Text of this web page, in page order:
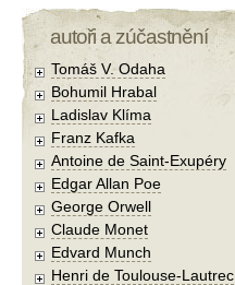
autoři a zúčastnění
Tomáš V. Odaha
Bohumil Hrabal
Ladislav Klíma
Franz Kafka
Antoine de Saint-Exupéry
Edgar Allan Poe
George Orwell
Claude Monet
Edvard Munch
Henri de Toulouse-Lautrec